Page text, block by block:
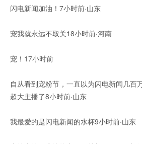
闪电新闻加油！7小时前·山东
宠我就永远不取关18小时前·河南
宠！17小时前
自从看到宠粉节，一直以为闪电新闻几百
超大主播了8小时前·山东
我最爱的是闪电新闻的水杯9小时前·山东